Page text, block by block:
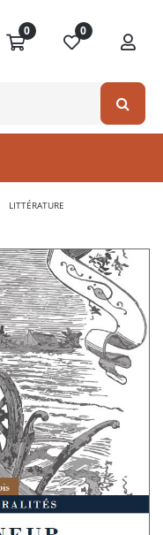
0 0
LITTÉRATURE